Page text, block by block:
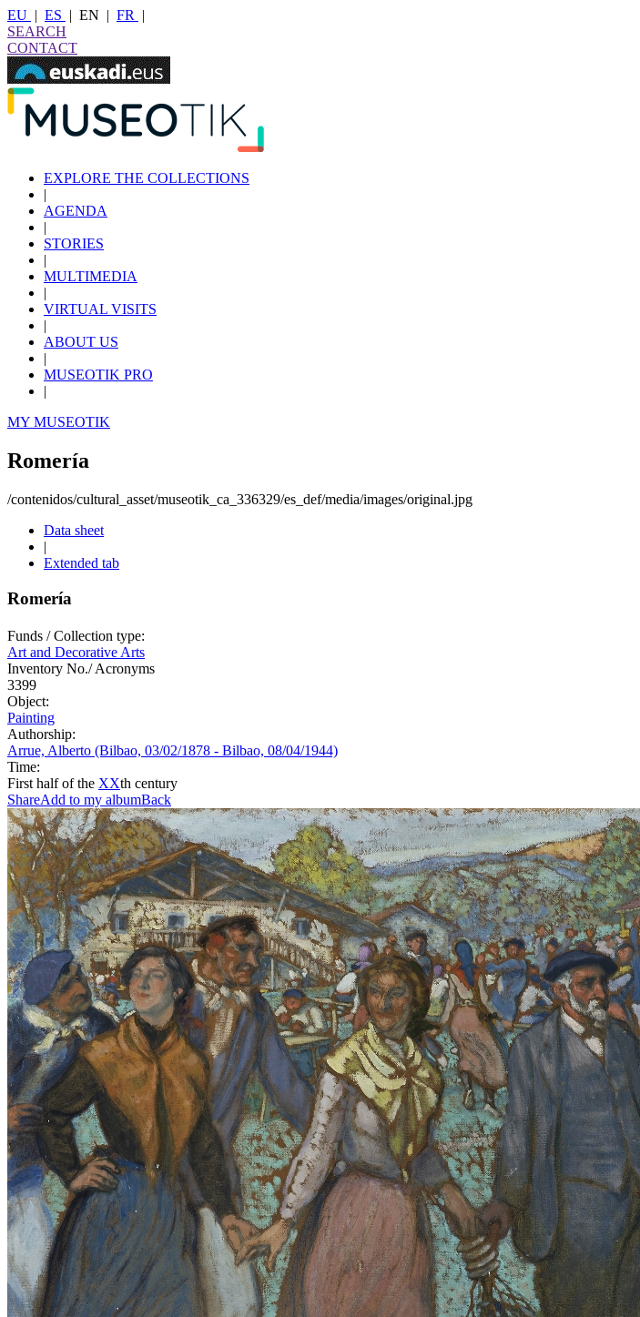
EU | ES | EN | FR
|
SEARCH
CONTACT
EXPLORE THE COLLECTIONS
|
AGENDA
|
STORIES
|
MULTIMEDIA
|
VIRTUAL VISITS
|
ABOUT US
|
MUSEOTIK PRO
|
MY MUSEOTIK
Romería
/contenidos/cultural_asset/museotik_ca_336329/es_def/media/images/original.jpg
Data sheet
|
Extended tab
Romería
Funds / Collection type:
Art and Decorative Arts
Inventory No./ Acronyms
3399
Object:
Painting
Authorship:
Arrue, Alberto (Bilbao, 03/02/1878 - Bilbao, 08/04/1944)
Time:
First half of the XXth century
ShareAdd to my albumBack